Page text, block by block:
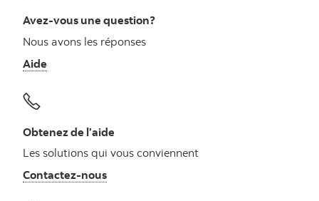
Avez-vous une question?
Nous avons les réponses
Aide
Obtenez de l’aide
Les solutions qui vous conviennent
Contactez-nousAutres numéros, contactez-nous par